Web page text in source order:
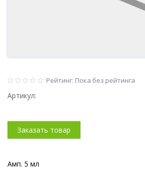
Рейтинг: Пока без рейтинга
Артикул:
Заказать товар
Амп. 5 мл